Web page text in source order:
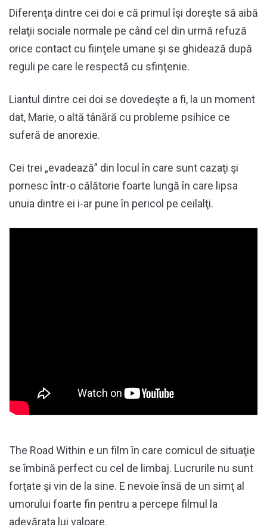
Diferenţa dintre cei doi e că primul îşi doreşte să aibă
relaţii sociale normale pe când cel din urmă refuză
orice contact cu fiinţele umane şi se ghidează după
reguli pe care le respectă cu sfinţenie.
Liantul dintre cei doi se dovedeşte a fi, la un moment
dat, Marie, o altă tânără cu probleme psihice ce
suferă de anorexie.
Cei trei „evadează” din locul în care sunt cazaţi şi
pornesc într-o călătorie foarte lungă în care lipsa
unuia dintre ei i-ar pune în pericol pe ceilalţi.
The Road Within e un film în care comicul de situaţie
se îmbină perfect cu cel de limbaj. Lucrurile nu sunt
forţate şi vin de la sine. E nevoie însă de un simţ al
umorului foarte fin pentru a percepe filmul la
adevărata lui valoare.